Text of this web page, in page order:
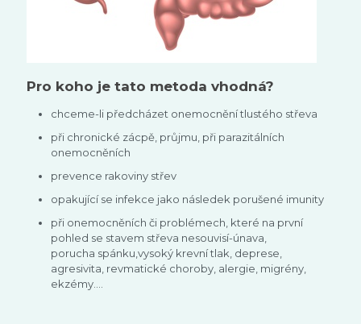
Pro koho je tato metoda vhodná?
chceme-li předcházet onemocnění tlustého střeva
při chronické zácpě, průjmu, při parazitálních
onemocněních
prevence rakoviny střev
opakující se infekce jako následek porušené imunity
při onemocněních či problémech, které na první
pohled se stavem střeva nesouvisí-únava,
porucha spánku,vysoký krevní tlak, deprese,
agresivita, revmatické choroby, alergie, migrény,
ekzémy....